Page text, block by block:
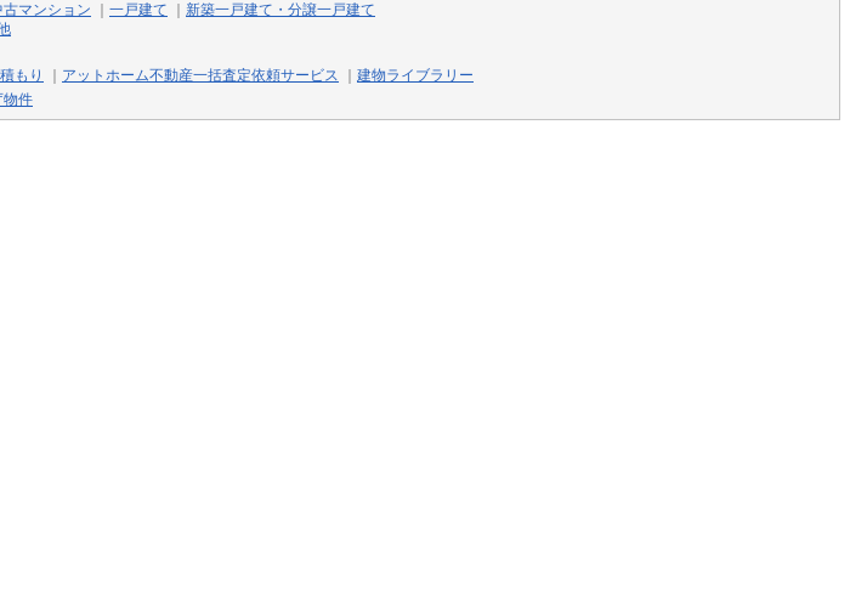
古マンション 一戸建て
新築一戸建て・分譲一戸建て
もり アットホーム不動産一括査定依頼サービス
建物ライブラリー
物件